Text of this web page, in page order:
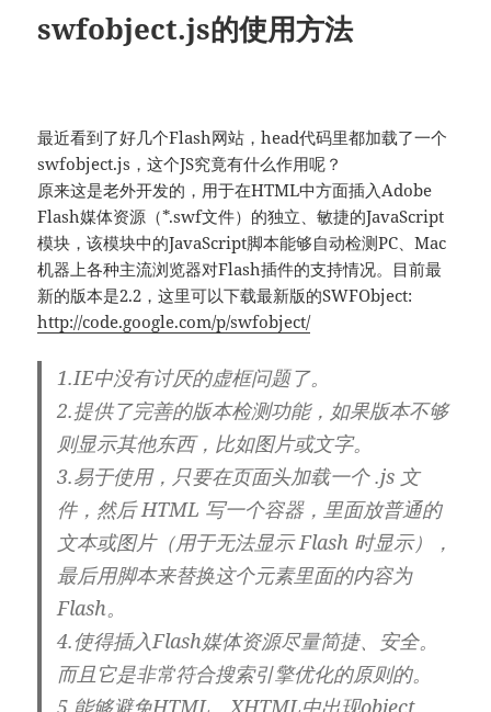
swfobject.js的使用方法
最近看到了好几个Flash网站，head代码里都加载了一个
swfobject.js，这个JS究竟有什么作用呢？
原来这是老外开发的，用于在HTML中方面插入Adobe
Flash媒体资源（*.swf文件）的独立、敏捷的JavaScript
模块，该模块中的JavaScript脚本能够自动检测PC、Mac
机器上各种主流浏览器对Flash插件的支持情况。目前最
新的版本是2.2，这里可以下载最新版的SWFObject:
http://code.google.com/p/swfobject/
1.IE中没有讨厌的虚框问题了。
2.提供了完善的版本检测功能，如果版本不够
则显示其他东西，比如图片或文字。
3.易于使用，只要在页面头加载一个 .js 文
件，然后 HTML 写一个容器，里面放普通的
文本或图片（用于无法显示 Flash 时显示），
最后用脚本来替换这个元素里面的内容为
Flash。
4.使得插入Flash媒体资源尽量简捷、安全。
而且它是非常符合搜索引擎优化的原则的。
5.能够避免HTML、XHTML中出现object、